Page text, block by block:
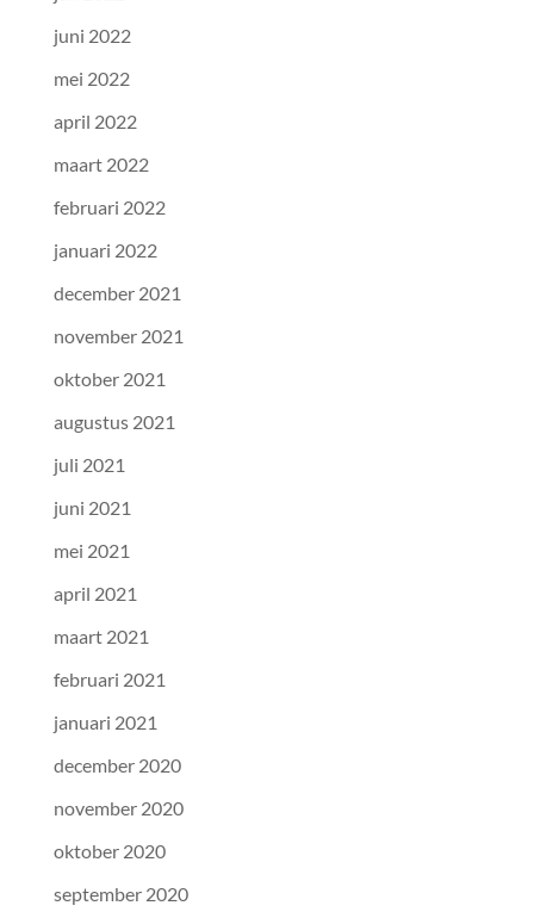
juni 2022
mei 2022
april 2022
maart 2022
februari 2022
januari 2022
december 2021
november 2021
oktober 2021
augustus 2021
juli 2021
juni 2021
mei 2021
april 2021
maart 2021
februari 2021
januari 2021
december 2020
november 2020
oktober 2020
september 2020